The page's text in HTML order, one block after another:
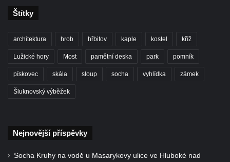
Štítky
architektura hrob hřbitov kaple kostel kříž
Lužické hory Most pamětní deska park pomník
pískovec skála sloup socha vyhlídka zámek
Šluknovský výběžek
Nejnovější příspěvky
Socha Kruhy na vodě u Masarykovy ulice ve Hluboké nad